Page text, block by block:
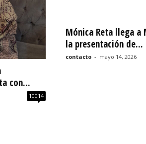
con...
10014
Mónica Reta llega a
la presentación de...
contacto - mayo 14, 2026